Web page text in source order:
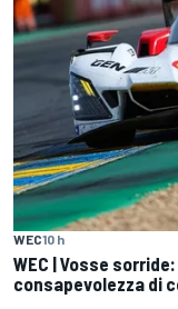
WEC10 h
WEC | Vosse
consapevolezza di